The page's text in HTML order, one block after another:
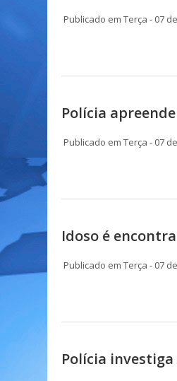
Publicado em Terça - 07
Polícia
Publicado em Terça - 07
Idoso é
Publicado em Terça - 07
Polícia